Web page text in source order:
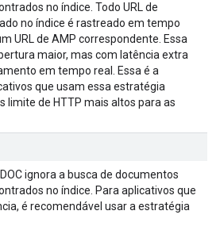
no índice. Todo URL de
no índice é rastreado em tempo
URL de AMP correspondente. Essa
maior, mas com latência extra
em tempo real. Essa é a
que usam essa estratégia
limite de HTTP mais altos para as
ignora a busca de documentos
no índice. Para aplicativos que
é recomendável usar a estratégia